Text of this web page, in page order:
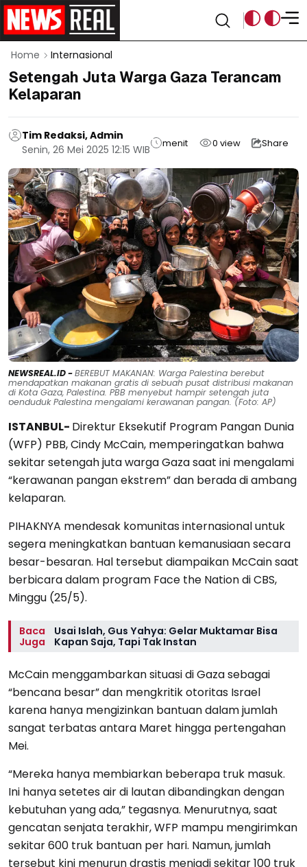
Home Internasional
Setengah Juta Warga Gaza Terancam
Kelaparan
Tim Redaksi, Admin
Senin, 26 Mei 2025 12:15 WIB
menit 0 view Share
NEWSREAL.ID -BEREBUT MAKANAN: Warga Palestina berebut
mendapatkan makanan gratis di sebuah pusat distribusi makanan
di Kota Gaza, Palestina. PBB menyebut hampir setengah juta
penduduk Palestina mengalami kerawanan pangan. (Foto: AP)
ISTANBUL- Direktur Eksekutif Program Pangan Dunia
(WFP) PBB, Cindy McCain, memperingatkan bahwa
sekitar setengah juta warga Gaza saat ini mengalami
“kerawanan pangan ekstrem” dan berada di ambang
kelaparan.
PIHAKNYA mendesak komunitas internasional untuk
segera meningkatkan bantuan kemanusiaan secara
besar-besaran. Hal tersebut diampaikan McCain saat
berbicara dalam program Face the Nation di CBS,
Minggu (25/5).
Baca
Juga
Usai Islah, Gus Yahya: Gelar Muktamar Bisa
Kapan Saja, Tapi Tak Instan
McCain menggambarkan situasi di Gaza sebagai
“bencana besar” dan mengkritik otoritas Israel
karena hanya mengizinkan bantuan dalam jumlah
sangat terbatas antara Maret hingga pertengahan
Mei.
“Mereka hanya membiarkan beberapa truk masuk.
Ini hanya setetes air di lautan dibandingkan dengan
kebutuhan yang ada,” tegasnya. Menurutnya, saat
gencatan senjata terakhir, WFP mampu mengirimkan
sekitar 600 truk bantuan per hari. Namun, jumlah
tersebut kini menurun drastis menjadi sekitar 100 truk